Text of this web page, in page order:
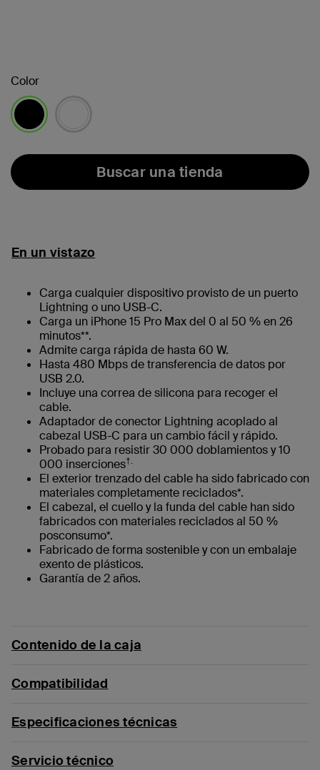
Color
Buscar una tienda
En un vistazo
Carga cualquier dispositivo provisto de un puerto
Lightning o uno USB-C.
Carga un iPhone 15 Pro Max del 0 al 50 % en 26
minutos**.
Admite carga rápida de hasta 60 W.
Hasta 480 Mbps de transferencia de datos por
USB 2.0.
Incluye una correa de silicona para recoger el
cable.
Adaptador de conector Lightning acoplado al
cabezal USB-C para un cambio fácil y rápido.
Probado para resistir 30 000 doblamientos y 10
000 inserciones†.
El exterior trenzado del cable ha sido fabricado con
materiales completamente reciclados*.
El cabezal, el cuello y la funda del cable han sido
fabricados con materiales reciclados al 50 %
posconsumo*.
Fabricado de forma sostenible y con un embalaje
exento de plásticos.
Garantía de 2 años.
Contenido de la caja
Compatibilidad
Especificaciones técnicas
Servicio técnico